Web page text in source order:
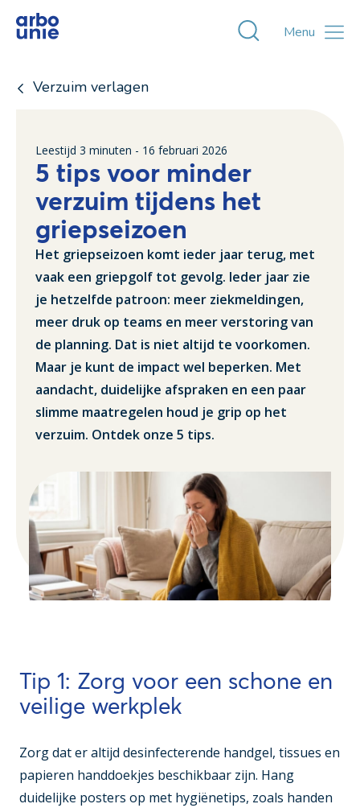
Toggle
Menu
Verzuim verlagen
Leestijd 3 minuten - 16 februari 2026
5 tips voor minder
verzuim tijdens het
griepseizoen
Het griepseizoen komt ieder jaar terug, met
vaak een griepgolf tot gevolg. Ieder jaar zie
je hetzelfde patroon: meer ziekmeldingen,
meer druk op teams en meer verstoring van
de planning. Dat is niet altijd te voorkomen.
Maar je kunt de impact wel beperken. Met
aandacht, duidelijke afspraken en een paar
slimme maatregelen houd je grip op het
verzuim. Ontdek onze 5 tips.
Tip 1: Zorg voor een schone en
veilige werkplek
Zorg dat er altijd desinfecterende handgel, tissues en
papieren handdoekjes beschikbaar zijn. Hang
duidelijke posters op met hygiënetips, zoals handen